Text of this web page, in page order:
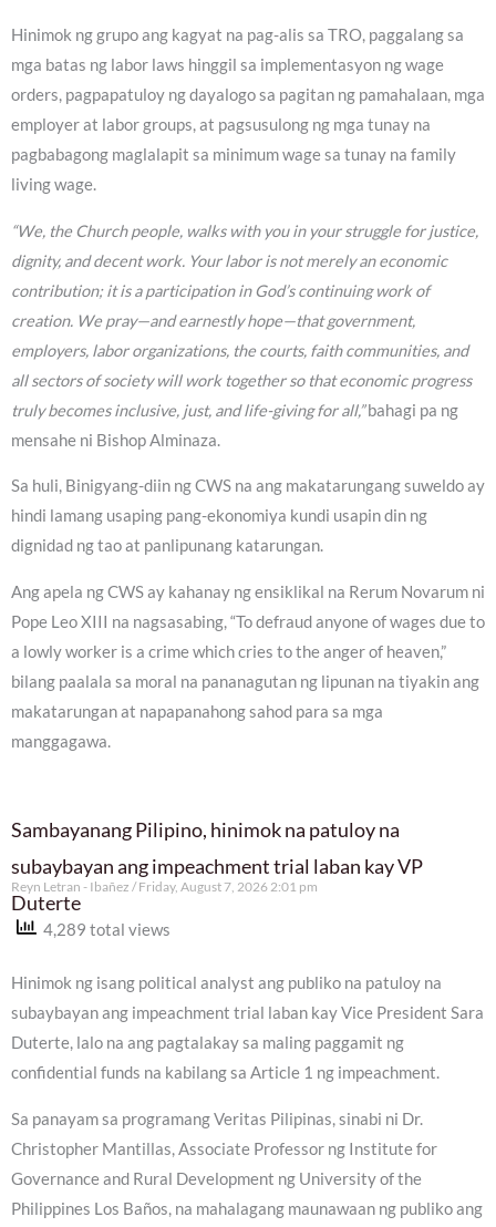
Hinimok ng grupo ang kagyat na pag-alis sa TRO, paggalang sa
mga batas ng labor laws hinggil sa implementasyon ng wage
orders, pagpapatuloy ng dayalogo sa pagitan ng pamahalaan, mga
employer at labor groups, at pagsusulong ng mga tunay na
pagbabagong maglalapit sa minimum wage sa tunay na family
living wage.
“We, the Church people, walks with you in your struggle for justice,
dignity, and decent work. Your labor is not merely an economic
contribution; it is a participation in God’s continuing work of
creation. We pray—and earnestly hope—that government,
employers, labor organizations, the courts, faith communities, and
all sectors of society will work together so that economic progress
truly becomes inclusive, just, and life-giving for all,”bahagi pa ng
mensahe ni Bishop Alminaza.
Sa huli, Binigyang-diin ng CWS na ang makatarungang suweldo ay
hindi lamang usaping pang-ekonomiya kundi usapin din ng
dignidad ng tao at panlipunang katarungan.
Ang apela ng CWS ay kahanay ng ensiklikal na Rerum Novarum ni
Pope Leo XIII na nagsasabing, “To defraud anyone of wages due to
a lowly worker is a crime which cries to the anger of heaven,”
bilang paalala sa moral na pananagutan ng lipunan na tiyakin ang
makatarungan at napapanahong sahod para sa mga
manggagawa.
Sambayanang Pilipino, hinimok na patuloy na
subaybayan ang impeachment trial laban kay VP
Duterte
Reyn Letran - Ibañez Friday, August 7, 2026 2:01 pm
4,289 total views
Hinimok ng isang political analyst ang publiko na patuloy na
subaybayan ang impeachment trial laban kay Vice President Sara
Duterte, lalo na ang pagtalakay sa maling paggamit ng
confidential funds na kabilang sa Article 1 ng impeachment.
Sa panayam sa programang Veritas Pilipinas, sinabi ni Dr.
Christopher Mantillas, Associate Professor ng Institute for
Governance and Rural Development ng University of the
Philippines Los Baños, na mahalagang maunawaan ng publiko ang